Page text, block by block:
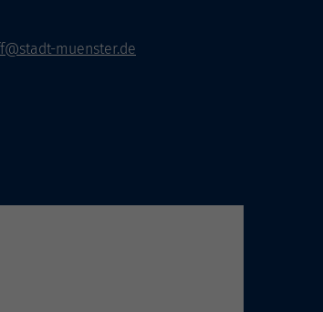
muenster.de